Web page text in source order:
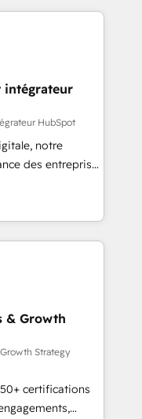
données et
&
reporting &
&
téléphonie,
au
à l'international,
intégrateur
HubSpot
notre
des entreprises
clients,
des revenus
à
des ETI
et des
RevOps
commerciales et
API,
visiteurs en
& Growth
Strategy
certifications